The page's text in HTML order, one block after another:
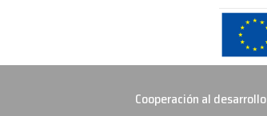
Cooperación al desarrollo